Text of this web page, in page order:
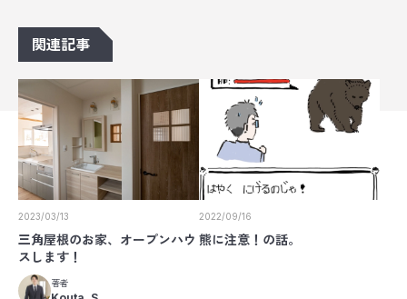
関連記事
2023/03/13
三角屋根のお家、オープンハウ
スします！
著者
2022/09/16
熊に注意！の話。